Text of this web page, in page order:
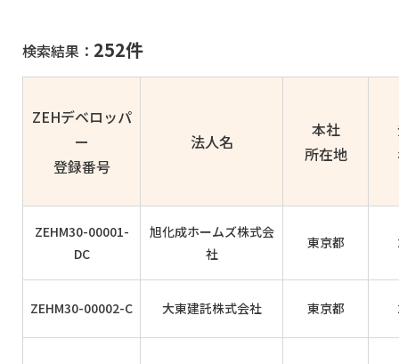
検索結果： 252件
ZEHデベロッパ
ー
登録番号
法人名
本社
所在地
ZEHM30-00001-
DC
旭化成ホームズ株式会
社
東京都
ZEHM30-00002-C 大東建託株式会社 東京都